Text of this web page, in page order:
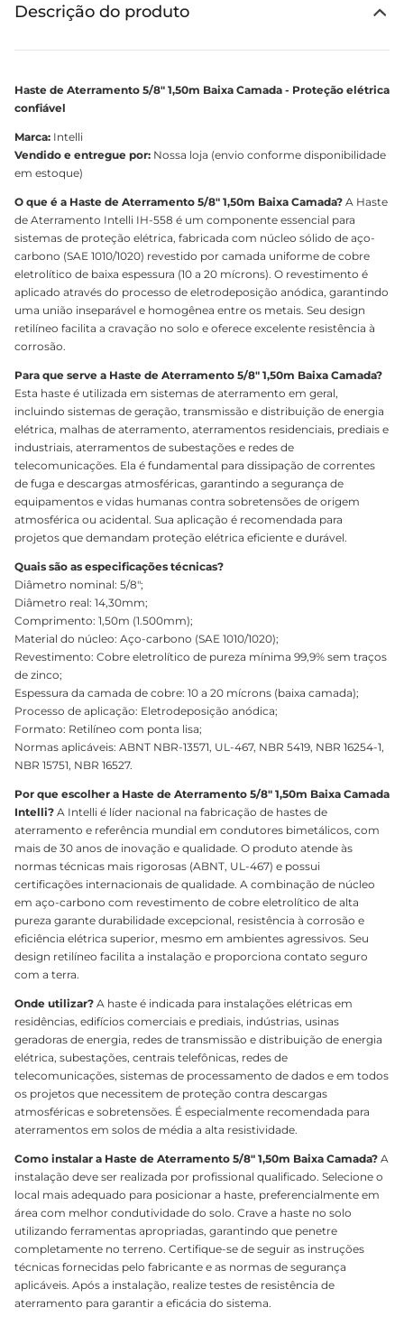
Descrição do produto
Haste de Aterramento 5/8" 1,50m Baixa Camada - Proteção elétrica
confiável
Marca: Intelli
Vendido e entregue por: Nossa loja (envio conforme disponibilidade
em estoque)
O que é a Haste de Aterramento 5/8" 1,50m Baixa Camada? A Haste
de Aterramento Intelli IH-558 é um componente essencial para
sistemas de proteção elétrica, fabricada com núcleo sólido de aço-
carbono (SAE 1010/1020) revestido por camada uniforme de cobre
eletrolítico de baixa espessura (10 a 20 mícrons). O revestimento é
aplicado através do processo de eletrodeposição anódica, garantindo
uma união inseparável e homogênea entre os metais. Seu design
retilíneo facilita a cravação no solo e oferece excelente resistência à
corrosão.
Para que serve a Haste de Aterramento 5/8" 1,50m Baixa Camada?
Esta haste é utilizada em sistemas de aterramento em geral,
incluindo sistemas de geração, transmissão e distribuição de energia
elétrica, malhas de aterramento, aterramentos residenciais, prediais e
industriais, aterramentos de subestações e redes de
telecomunicações. Ela é fundamental para dissipação de correntes
de fuga e descargas atmosféricas, garantindo a segurança de
equipamentos e vidas humanas contra sobretensões de origem
atmosférica ou acidental. Sua aplicação é recomendada para
projetos que demandam proteção elétrica eficiente e durável.
Quais são as especificações técnicas?
Diâmetro nominal: 5/8";
Diâmetro real: 14,30mm;
Comprimento: 1,50m (1.500mm);
Material do núcleo: Aço-carbono (SAE 1010/1020);
Revestimento: Cobre eletrolítico de pureza mínima 99,9% sem traços
de zinco;
Espessura da camada de cobre: 10 a 20 mícrons (baixa camada);
Processo de aplicação: Eletrodeposição anódica;
Formato: Retilíneo com ponta lisa;
Normas aplicáveis: ABNT NBR-13571, UL-467, NBR 5419, NBR 16254-1,
NBR 15751, NBR 16527.
Por que escolher a Haste de Aterramento 5/8" 1,50m Baixa Camada
Intelli? A Intelli é líder nacional na fabricação de hastes de
aterramento e referência mundial em condutores bimetálicos, com
mais de 30 anos de inovação e qualidade. O produto atende às
normas técnicas mais rigorosas (ABNT, UL-467) e possui
certificações internacionais de qualidade. A combinação de núcleo
em aço-carbono com revestimento de cobre eletrolítico de alta
pureza garante durabilidade excepcional, resistência à corrosão e
eficiência elétrica superior, mesmo em ambientes agressivos. Seu
design retilíneo facilita a instalação e proporciona contato seguro
com a terra.
Onde utilizar? A haste é indicada para instalações elétricas em
residências, edifícios comerciais e prediais, indústrias, usinas
geradoras de energia, redes de transmissão e distribuição de energia
elétrica, subestações, centrais telefônicas, redes de
telecomunicações, sistemas de processamento de dados e em todos
os projetos que necessitem de proteção contra descargas
atmosféricas e sobretensões. É especialmente recomendada para
aterramentos em solos de média a alta resistividade.
Como instalar a Haste de Aterramento 5/8" 1,50m Baixa Camada? A
instalação deve ser realizada por profissional qualificado. Selecione o
local mais adequado para posicionar a haste, preferencialmente em
área com melhor condutividade do solo. Crave a haste no solo
utilizando ferramentas apropriadas, garantindo que penetre
completamente no terreno. Certifique-se de seguir as instruções
técnicas fornecidas pelo fabricante e as normas de segurança
aplicáveis. Após a instalação, realize testes de resistência de
aterramento para garantir a eficácia do sistema.